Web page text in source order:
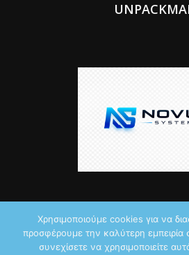
© 2026 by iTechNews.gr
Χρησιμοποιούμε cookies για να
προσφέρουμε την καλύτερη εμπειρία
συνεχίσετε να χρησιμοποιείτε